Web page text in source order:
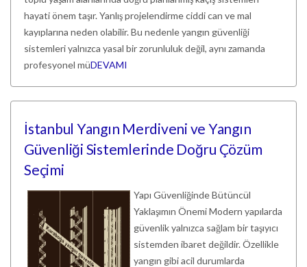
hayati önem taşır. Yanlış projelendirme ciddi can ve mal
kayıplarına neden olabilir. Bu nedenle yangın güvenliği
sistemleri yalnızca yasal bir zorunluluk değil, aynı zamanda
profesyonel müDEVAMI
İstanbul Yangın Merdiveni ve Yangın
Güvenliği Sistemlerinde Doğru Çözüm
Seçimi
Yapı Güvenliğinde Bütüncül
Yaklaşımın Önemi Modern yapılarda
güvenlik yalnızca sağlam bir taşıyıcı
sistemden ibaret değildir. Özellikle
yangın gibi acil durumlarda